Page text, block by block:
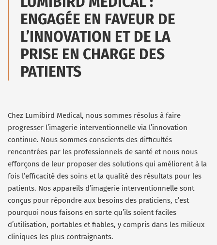
ENGAGÉE EN FAVEUR DE
L’INNOVATION ET DE LA
PRISE EN CHARGE DES
PATIENTS
Chez Lumibird Medical, nous sommes résolus à faire
progresser l’imagerie interventionnelle via l’innovation
continue. Nous sommes conscients des difficultés
rencontrées par les professionnels de santé et nous nous
efforçons de leur proposer des solutions qui améliorent à la
fois l’efficacité des soins et la qualité des résultats pour les
patients. Nos appareils d’imagerie interventionnelle sont
conçus pour répondre aux besoins des praticiens, c’est
pourquoi nous faisons en sorte qu’ils soient faciles
d’utilisation, portables et fiables, y compris dans les milieux
cliniques les plus contraignants.